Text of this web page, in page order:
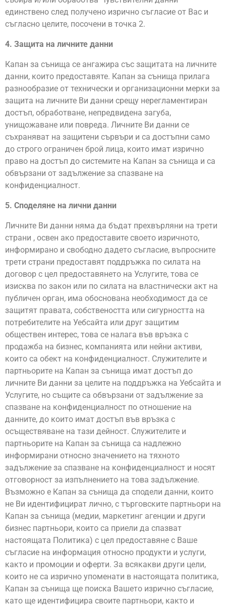
единствено след получено изрично съгласие от Вас и
съгласно целите, посочени в точка 2.
4. Защита на личните данни
Капан за сънища се ангажира със защитата на личните
данни, които предоставяте. Капан за сънища прилага
разнообразие от технически и организационни мерки за
защита на личните Ви данни срещу нерегламентиран
достъп, обработване, непредвидена загуба,
унищожаване или повреда. Личните Ви данни се
съхраняват на защитени сървъри и са достъпни само
до строго ограничен брой лица, които имат изрично
право на достъп до системите на Капан за сънища и са
обвързани от задължение за спазване на
конфиденциалност.
5. Споделяне на лични данни
Личните Ви данни няма да бъдат прехвърляни на трети
страни , освен ако предоставите своето изричното,
информирано и свободно дадето съгласие, въпросните
трети страни предоставят поддръжка по силата на
договор с цел предоставянето на Услугите, това се
изисква по закон или по силата на властнически акт на
публичен орган, има обоснована необходимост да се
защитят правата, собствеността или сигурността на
потребителите на Уебсайта или друг защитим
обществен интерес, това се налага във връзка с
продажба на бизнес, компанията или нейни активи,
които са обект на конфиденциалност. Служителите и
партньорите на Капан за сънища имат достъп до
личните Ви данни за целите на поддръжка на Уебсайта и
Услугите, но същите са обвързани от задължение за
спазване на конфиденциалност по отношение на
данните, до които имат достъп във връзка с
осъществяване на тази дейност. Служителите и
партньорите на Капан за сънища са надлежно
информирани относно значението на тяхното
задължение за спазване на конфиденциалност и носят
отговорност за изпълнението на това задължение.
Възможно е Капан за сънища да сподели данни, които
не Ви идентифицират лично, с търговските партньори на
Капан за сънища (медии, маркетинг агенции и други
бизнес партньори, които са приели да спазват
настоящата Политика) с цел предоставяне с Ваше
съгласие на информация относно продукти и услуги,
както и промоции и оферти. За всякакви други цели,
които не са изрично упоменати в настоящата политика,
Капан за сънища ще поиска Вашето изрично съгласие,
като ще идентифицира своите партньори, както и